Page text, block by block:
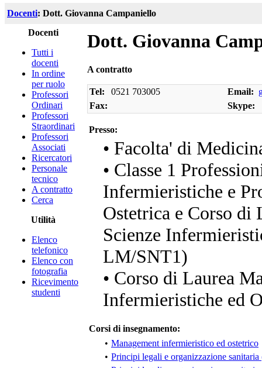
Docenti: Dott. Giovanna Campaniello
Docenti
Tutti i
docenti
In ordine
per ruolo
Professori
Ordinari
Professori
Straordinari
Professori
Associati
Ricercatori
Personale
tecnico
A contratto
Cerca
Utilità
Elenco
telefonico
Elenco con
fotografia
Ricevimento
studenti
Dott. Giovanna
A contratto
Tel: 0521 703005 Email:
Fax:
Skype:
Presso:
• Facolta' di
• Classe 1
Infermieristiche e
Ostetrica e Corso di
Scienze
LM/SNT1)
• Corso di Laurea
Infermieristiche ed
Corsi di insegnamento:
• Management infermieristico ed ostetrico
• Principi legali e organizzazione sanitaria